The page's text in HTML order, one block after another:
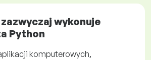
wykonuje
Python
komputerowych,